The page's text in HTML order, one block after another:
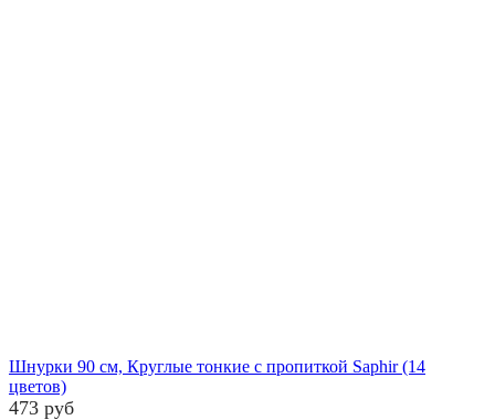
Шнурки 90 см, Круглые тонкие с пропиткой Saphir (14
цветов)
473 руб